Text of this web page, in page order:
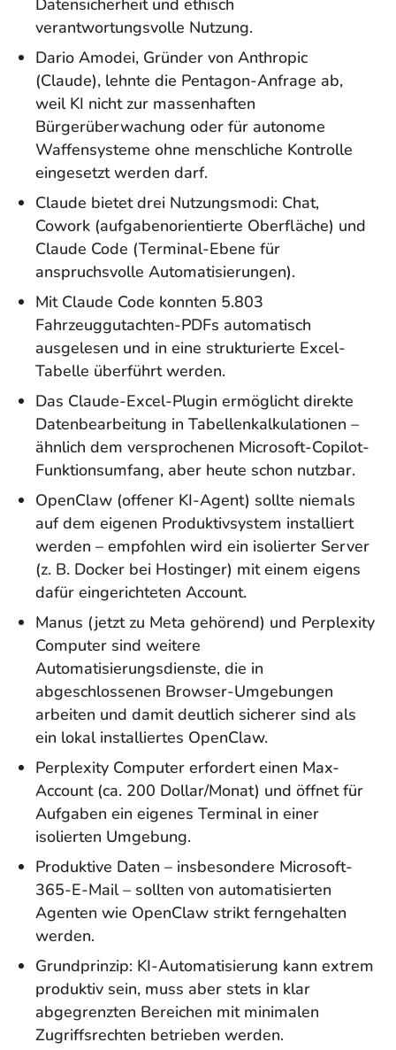
Datensicherheit und ethisch
verantwortungsvolle Nutzung.
Dario Amodei, Gründer von Anthropic
(Claude), lehnte die Pentagon-Anfrage ab,
weil KI nicht zur massenhaften
Bürgerüberwachung oder für autonome
Waffensysteme ohne menschliche Kontrolle
eingesetzt werden darf.
Claude bietet drei Nutzungsmodi: Chat,
Cowork (aufgabenorientierte Oberfläche) und
Claude Code (Terminal-Ebene für
anspruchsvolle Automatisierungen).
Mit Claude Code konnten 5.803
Fahrzeuggutachten-PDFs automatisch
ausgelesen und in eine strukturierte Excel-
Tabelle überführt werden.
Das Claude-Excel-Plugin ermöglicht direkte
Datenbearbeitung in Tabellenkalkulationen –
ähnlich dem versprochenen Microsoft-Copilot-
Funktionsumfang, aber heute schon nutzbar.
OpenClaw (offener KI-Agent) sollte niemals
auf dem eigenen Produktivsystem installiert
werden – empfohlen wird ein isolierter Server
(z. B. Docker bei Hostinger) mit einem eigens
dafür eingerichteten Account.
Manus (jetzt zu Meta gehörend) und Perplexity
Computer sind weitere
Automatisierungsdienste, die in
abgeschlossenen Browser-Umgebungen
arbeiten und damit deutlich sicherer sind als
ein lokal installiertes OpenClaw.
Perplexity Computer erfordert einen Max-
Account (ca. 200 Dollar/Monat) und öffnet für
Aufgaben ein eigenes Terminal in einer
isolierten Umgebung.
Produktive Daten – insbesondere Microsoft-
365-E-Mail – sollten von automatisierten
Agenten wie OpenClaw strikt ferngehalten
werden.
Grundprinzip: KI-Automatisierung kann extrem
produktiv sein, muss aber stets in klar
abgegrenzten Bereichen mit minimalen
Zugriffsrechten betrieben werden.